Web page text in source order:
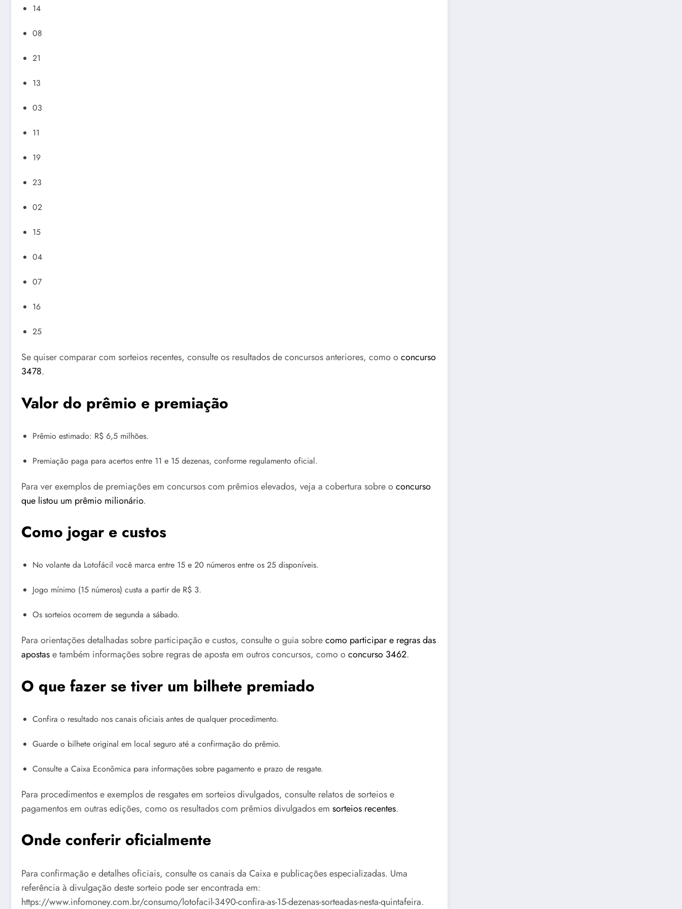
14
08
21
13
03
11
19
23
02
15
04
07
16
25
Se quiser comparar com sorteios recentes, consulte os resultados de concursos anteriores, como oconcurso
3478.
Valor do prêmio e premiação
Prêmio estimado: R$ 6,5 milhões.
Premiação paga para acertos entre 11 e 15 dezenas, conforme regulamento oficial.
Para ver exemplos de premiações em concursos com prêmios elevados, veja a cobertura sobre oconcurso
que listou um prêmio milionário.
Como jogar e custos
No volante da Lotofácil você marca entre 15 e 20 números entre os 25 disponíveis.
Jogo mínimo (15 números) custa a partir de R$ 3.
Os sorteios ocorrem de segunda a sábado.
Para orientações detalhadas sobre participação e custos, consulte o guia sobrecomo participar e regras das
apostase também informações sobre regras de aposta em outros concursos, como oconcurso 3462.
O que fazer se tiver um bilhete premiado
Confira o resultado nos canais oficiais antes de qualquer procedimento.
Guarde o bilhete original em local seguro até a confirmação do prêmio.
Consulte a Caixa Econômica para informações sobre pagamento e prazo de resgate.
Para procedimentos e exemplos de resgates em sorteios divulgados, consulte relatos de sorteios e
pagamentos em outras edições, como os resultados com prêmios divulgados em sorteios recentes.
Onde conferir oficialmente
Para confirmação e detalhes oficiais, consulte os canais da Caixa e publicações especializadas. Uma
referência à divulgação deste sorteio pode ser encontrada em:
https://www.infomoney.com.br/consumo/lotofacil-3490-confira-as-15-dezenas-sorteadas-nesta-quintafeira.